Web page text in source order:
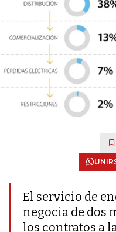
El servicio de
negocia de dos
los contratos a